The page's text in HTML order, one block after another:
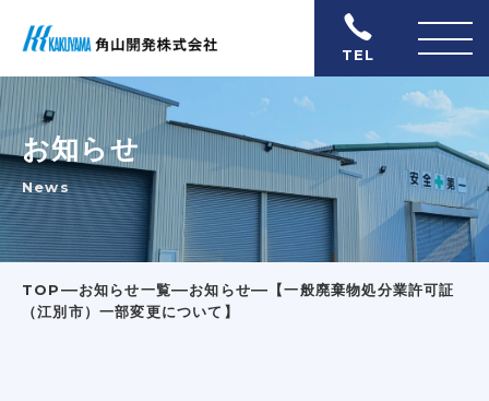
TEL
お知らせ
News
TOP―お知らせ一覧―お知らせ― 【一般廃棄物処分業許可証
（江別市）一部変更について】